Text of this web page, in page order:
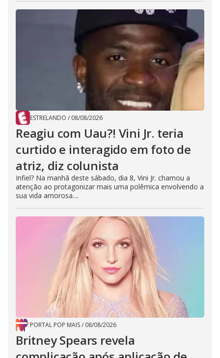
ESTRELANDO / 08/08/2026
Reagiu com Uau?! Vini Jr. teria
curtido e interagido em foto de
atriz, diz colunista
Infiel? Na manhã deste sábado, dia 8, Vini Jr. chamou a
atenção ao protagonizar mais uma polêmica envolvendo a
sua vida amorosa....
PORTAL POP MAIS/ 08/08/2026
Britney Spears revela